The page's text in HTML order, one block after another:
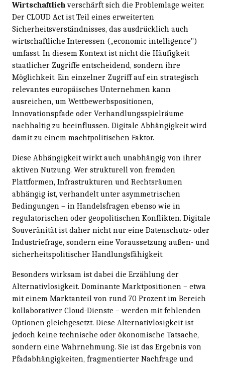
Wirtschaftlichverschärft sich die Problemlage weiter.
Der CLOUD Act ist Teil eines erweiterten
Sicherheitsverständnisses, das ausdrücklich auch
wirtschaftliche Interessen („economic intelligence")
umfasst. In diesem Kontext ist nicht die Häufigkeit
staatlicher Zugriffe entscheidend, sondern ihre
Möglichkeit. Ein einzelner Zugriff auf ein strategisch
relevantes europäisches Unternehmen kann
ausreichen, um Wettbewerbspositionen,
Innovationspfade oder Verhandlungsspielräume
nachhaltig zu beeinflussen. Digitale Abhängigkeit wird
damit zu einem machtpolitischen Faktor.
Diese Abhängigkeit wirkt auch unabhängig von ihrer
aktiven Nutzung. Wer strukturell von fremden
Plattformen, Infrastrukturen und Rechtsräumen
abhängig ist, verhandelt unter asymmetrischen
Bedingungen – in Handelsfragen ebenso wie in
regulatorischen oder geopolitischen Konflikten. Digitale
Souveränität ist daher nicht nur eine Datenschutz- oder
Industriefrage, sondern eine Voraussetzung außen- und
sicherheitspolitischer Handlungsfähigkeit.
Besonders wirksam ist dabei die Erzählung der
Alternativlosigkeit. Dominante Marktpositionen – etwa
mit einem Marktanteil von rund 70 Prozent im Bereich
kollaborativer Cloud-Dienste – werden mit fehlenden
Optionen gleichgesetzt. Diese Alternativlosigkeit ist
jedoch keine technische oder ökonomische Tatsache,
sondern eine Wahrnehmung. Sie ist das Ergebnis von
Pfadabhängigkeiten, fragmentierter Nachfrage und